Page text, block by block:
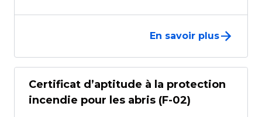
En savoir plus
Certificat d’aptitude à la protection
incendie pour les abris (F-02)